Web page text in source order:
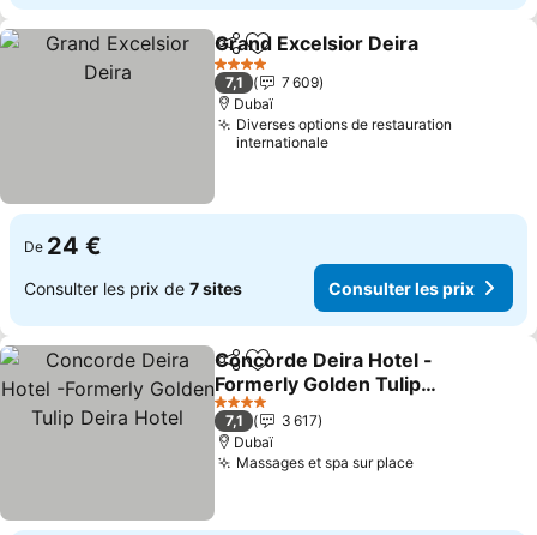
PartagerAjouter à mes favoris
Grand Excelsior Deira
4 Étoiles
7,1
7 609
Dubaï
Diverses options de restauration
internationale
De 24 €
Consulter les prix de 7 sites Consulter les prix
PartagerAjouter à mes favoris
Concorde Deira Hotel -
Formerly Golden Tulip
Deira Hotel
Consulter les prix
4 Étoiles
7,1
3 617
Dubaï
Massages et spa sur placeConsulter